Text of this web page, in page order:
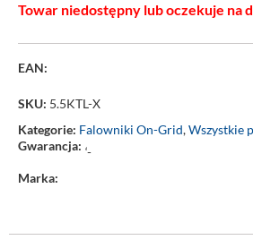
Towar niedostępny lub oczekuje na
EAN:
SKU: 5.5KTL-X
Kategorie: Falowniki On-Grid,Wszystkie
Gwarancja: ‘-
Marka: